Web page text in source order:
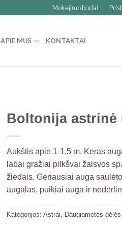
Mokėjimo būdai
APIE MUS KONTAKTAI
Boltonija astrinė
Aukštis apie 1-1,5 m. Keras
labai gražiai pilkšvai žalsvos
žiedais. Geriausiai auga
augalas, puikiai auga ir
Kategorijos: Astrai Daugiametės